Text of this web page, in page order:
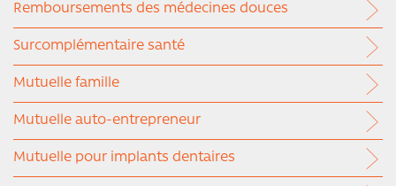
Remboursements des médecines douces
Surcomplémentaire santé
Mutuelle famille
Mutuelle auto-entrepreneur
Mutuelle pour implants dentaires